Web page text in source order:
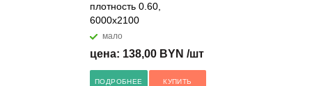
плотность 0.60,
6000x2100
мало
цена: 138,00 BYN /шт
ПОДРОБНЕЕ КУПИТЬ